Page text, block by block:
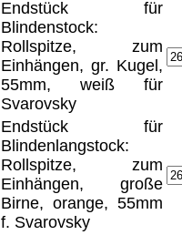
Endstück für
Blindenstock:
Rollspitze, zum
Einhängen, gr. Kugel,
55mm, weiß für
Svarovsky
Endstück für
Blindenlangstock:
Rollspitze, zum
Einhängen, große
Birne, orange, 55mm
f. Svarovsky